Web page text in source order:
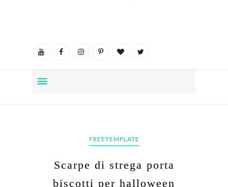
FREETEMPLATE
Scarpe di strega porta
biscotti per halloween